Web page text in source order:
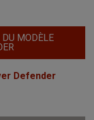
MODÈLE
Defender